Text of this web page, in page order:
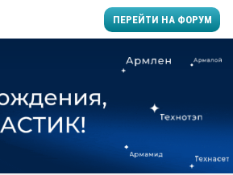
ПЕРЕЙТИ НА ФОРУМ
Вакуум-формовочные
28.07.2026